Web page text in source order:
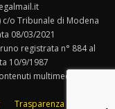
o Tribunale di Modena
08/03/2021
registrata n° 884 al
10/9/1987
multimediali.
Trasparenza